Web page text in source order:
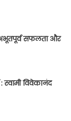
सफलता और
स्वामी विवेकानंद